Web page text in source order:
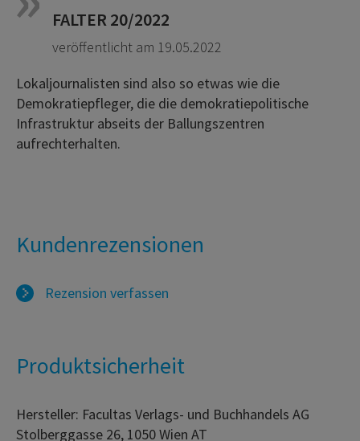
FALTER 20/2022
veröffentlicht am 19.05.2022
Lokaljournalisten sind also so etwas wie die
Demokratiepfleger, die die demokratiepolitische
Infrastruktur abseits der Ballungszentren
aufrechterhalten.
Kundenrezensionen
Rezension verfassen
Produktsicherheit
Hersteller: Facultas Verlags- und Buchhandels AG
Stolberggasse 26, 1050 Wien AT